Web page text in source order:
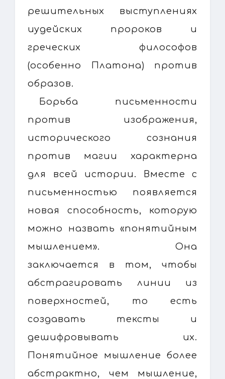
решительных выступлениях
иудейских пророков и
греческих философов
(особенно Платона) против
образов.
Борьба письменности
против изображения,
исторического сознания
против магии характерна
для всей истории. Вместе с
письменностью появляется
новая способность, которую
можно назвать «понятийным
мышлением». Она
заключается в том, чтобы
абстрагировать линии из
поверхностей, то есть
создавать тексты и
дешифровывать их.
Понятийное мышление более
абстрактно, чем мышление,